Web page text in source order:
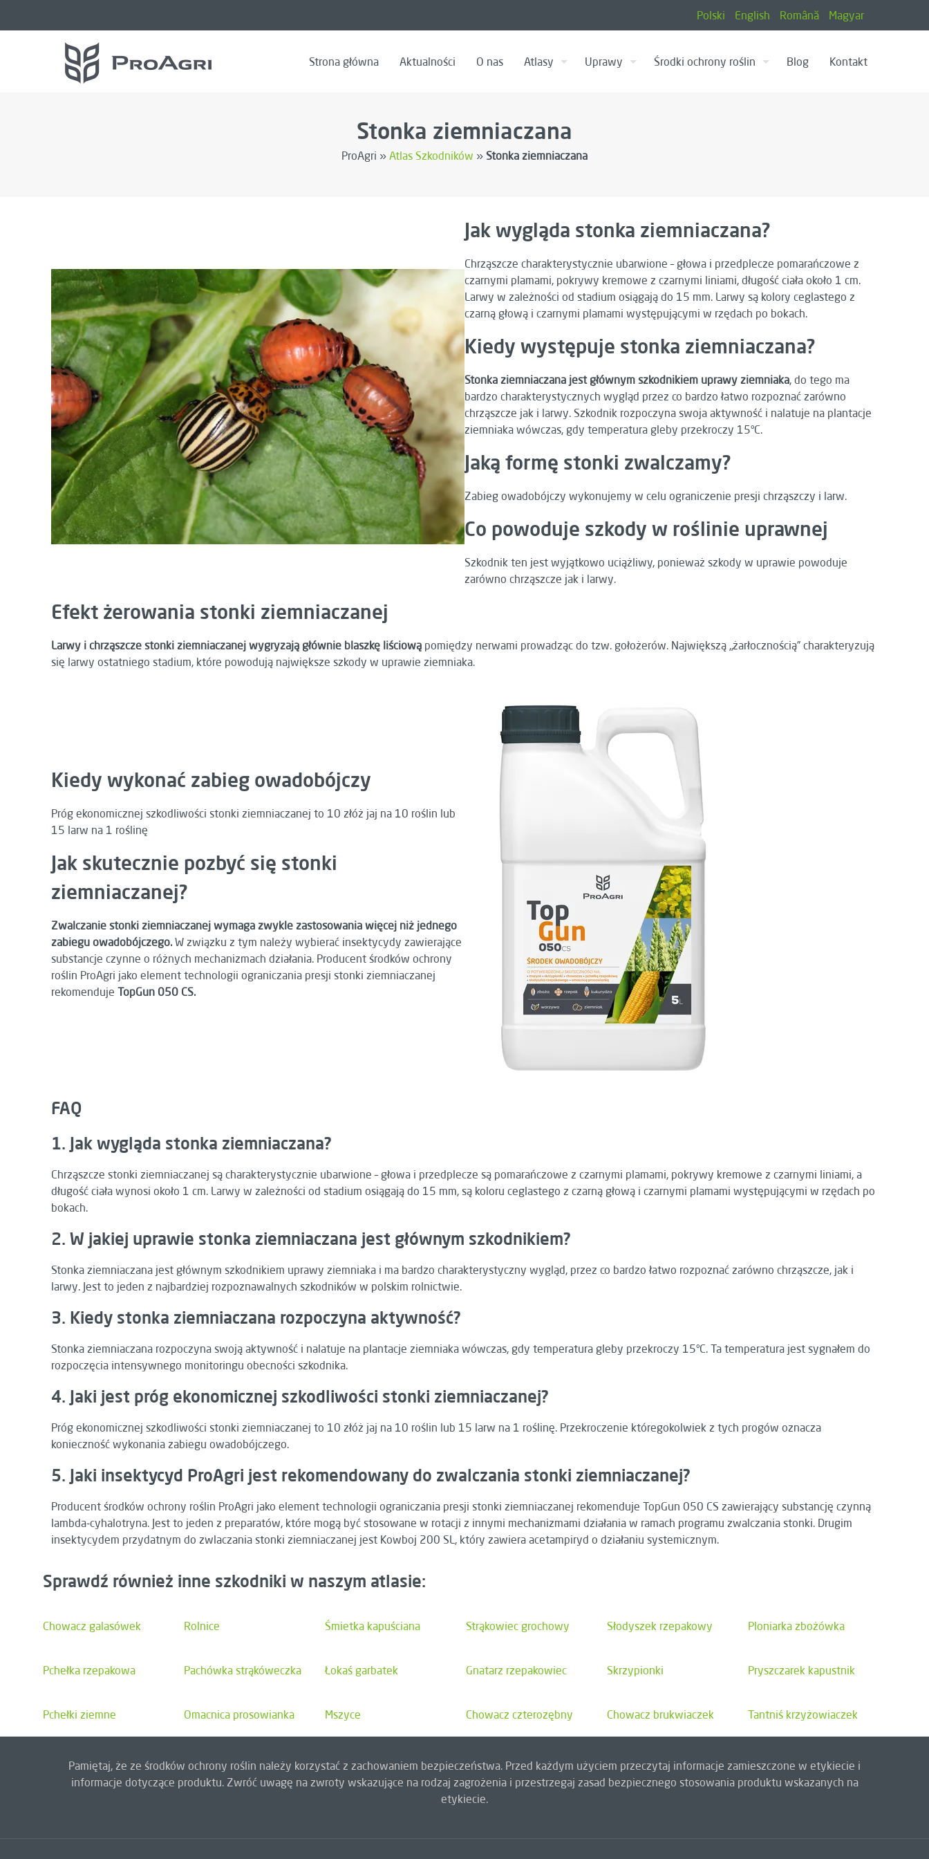
Polski English Română Magyar
Strona główna Aktualności O nas Atlasy Uprawy Środki ochrony roślin Blog Kontakt
Stonka ziemniaczana
ProAgri » Atlas Szkodników » Stonka ziemniaczana
Jak wygląda stonka ziemniaczana?
Chrząszcze charakterystycznie ubarwione – głowa i przedplecze pomarańczowe z
czarnymi plamami, pokrywy kremowe z czarnymi liniami, długość ciała około 1 cm.
Larwy w zależności od stadium osiągają do 15 mm. Larwy są kolory ceglastego z
czarną głową i czarnymi plamami występującymi w rzędach po bokach.
Kiedy występuje stonka ziemniaczana?
Stonka ziemniaczana jest głównym szkodnikiem uprawy ziemniaka, do tego ma
bardzo charakterystycznych wygląd przez co bardzo łatwo rozpoznać zarówno
chrząszcze jak i larwy. Szkodnik rozpoczyna swoja aktywność i nalatuje na plantacje
ziemniaka wówczas, gdy temperatura gleby przekroczy 15°C.
Jaką formę stonki zwalczamy?
Zabieg owadobójczy wykonujemy w celu ograniczenie presji chrząszczy i larw.
Co powoduje szkody w roślinie uprawnej
Szkodnik ten jest wyjątkowo uciążliwy, ponieważ szkody w uprawie powoduje
zarówno chrząszcze jak i larwy.
Efekt żerowania stonki ziemniaczanej
Larwy i chrząszcze stonki ziemniaczanej wygryzają głównie blaszkę liściową pomiędzy nerwami prowadząc do tzw. gołożerów. Największą „żarłocznością” charakteryzują
się larwy ostatniego stadium, które powodują największe szkody w uprawie ziemniaka.
Kiedy wykonać zabieg owadobójczy
Próg ekonomicznej szkodliwości stonki ziemniaczanej to 10 złóż jaj na 10 roślin lub
15 larw na 1 roślinę
Jak skutecznie pozbyć się stonki
ziemniaczanej?
Zwalczanie stonki ziemniaczanej wymaga zwykle zastosowania więcej niż jednego
zabiegu owadobójczego. W związku z tym należy wybierać insektycydy zawierające
substancje czynne o różnych mechanizmach działania. Producent środków ochrony
roślin ProAgri jako element technologii ograniczania presji stonki ziemniaczanej
rekomenduje TopGun 050 CS.
FAQ
1. Jak wygląda stonka ziemniaczana?
Chrząszcze stonki ziemniaczanej są charakterystycznie ubarwione – głowa i przedplecze są pomarańczowe z czarnymi plamami, pokrywy kremowe z czarnymi liniami, a
długość ciała wynosi około 1 cm. Larwy w zależności od stadium osiągają do 15 mm, są koloru ceglastego z czarną głową i czarnymi plamami występującymi w rzędach po
bokach.
2. W jakiej uprawie stonka ziemniaczana jest głównym szkodnikiem?
Stonka ziemniaczana jest głównym szkodnikiem uprawy ziemniaka i ma bardzo charakterystyczny wygląd, przez co bardzo łatwo rozpoznać zarówno chrząszcze, jak i
larwy. Jest to jeden z najbardziej rozpoznawalnych szkodników w polskim rolnictwie.
3. Kiedy stonka ziemniaczana rozpoczyna aktywność?
Stonka ziemniaczana rozpoczyna swoją aktywność i nalatuje na plantacje ziemniaka wówczas, gdy temperatura gleby przekroczy 15°C. Ta temperatura jest sygnałem do
rozpoczęcia intensywnego monitoringu obecności szkodnika.
4. Jaki jest próg ekonomicznej szkodliwości stonki ziemniaczanej?
Próg ekonomicznej szkodliwości stonki ziemniaczanej to 10 złóż jaj na 10 roślin lub 15 larw na 1 roślinę. Przekroczenie któregokolwiek z tych progów oznacza
konieczność wykonania zabiegu owadobójczego.
5. Jaki insektycyd ProAgri jest rekomendowany do zwalczania stonki ziemniaczanej?
Producent środków ochrony roślin ProAgri jako element technologii ograniczania presji stonki ziemniaczanej rekomenduje TopGun 050 CS zawierający substancję czynną
lambda-cyhalotryna. Jest to jeden z preparatów, które mogą być stosowane w rotacji z innymi mechanizmami działania w ramach programu zwalczania stonki. Drugim
insektycydem przydatnym do zwlaczania stonki ziemniaczanej jest Kowboj 200 SL, który zawiera acetampiryd o działaniu systemicznym.
Sprawdź również inne szkodniki w naszym atlasie:
Chowacz galasówek Rolnice Śmietka kapuściana Strąkowiec grochowy Słodyszek rzepakowy Ploniarka zbożówka
Pchełka rzepakowa Pachówka strąkóweczka Łokaś garbatek Gnatarz rzepakowiec Skrzypionki Pryszczarek kapustnik
Pchełki ziemne Omacnica prosowianka Mszyce Chowacz czterozębny Chowacz brukwiaczek Tantniś krzyżowiaczek
Pamiętaj, że ze środków ochrony roślin należy korzystać z zachowaniem bezpieczeństwa. Przed każdym użyciem przeczytaj informacje zamieszczone w etykiecie i
informacje dotyczące produktu. Zwróć uwagę na zwroty wskazujące na rodzaj zagrożenia i przestrzegaj zasad bezpiecznego stosowania produktu wskazanych na
etykiecie.